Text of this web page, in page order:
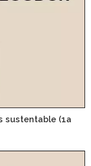
sustentable (1a